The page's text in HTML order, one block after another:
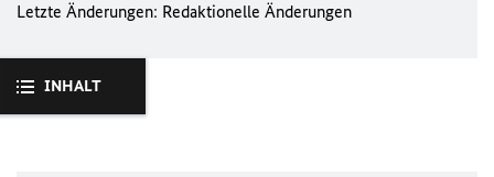
Letzte Änderungen: Redaktionelle Änderungen
INHALT